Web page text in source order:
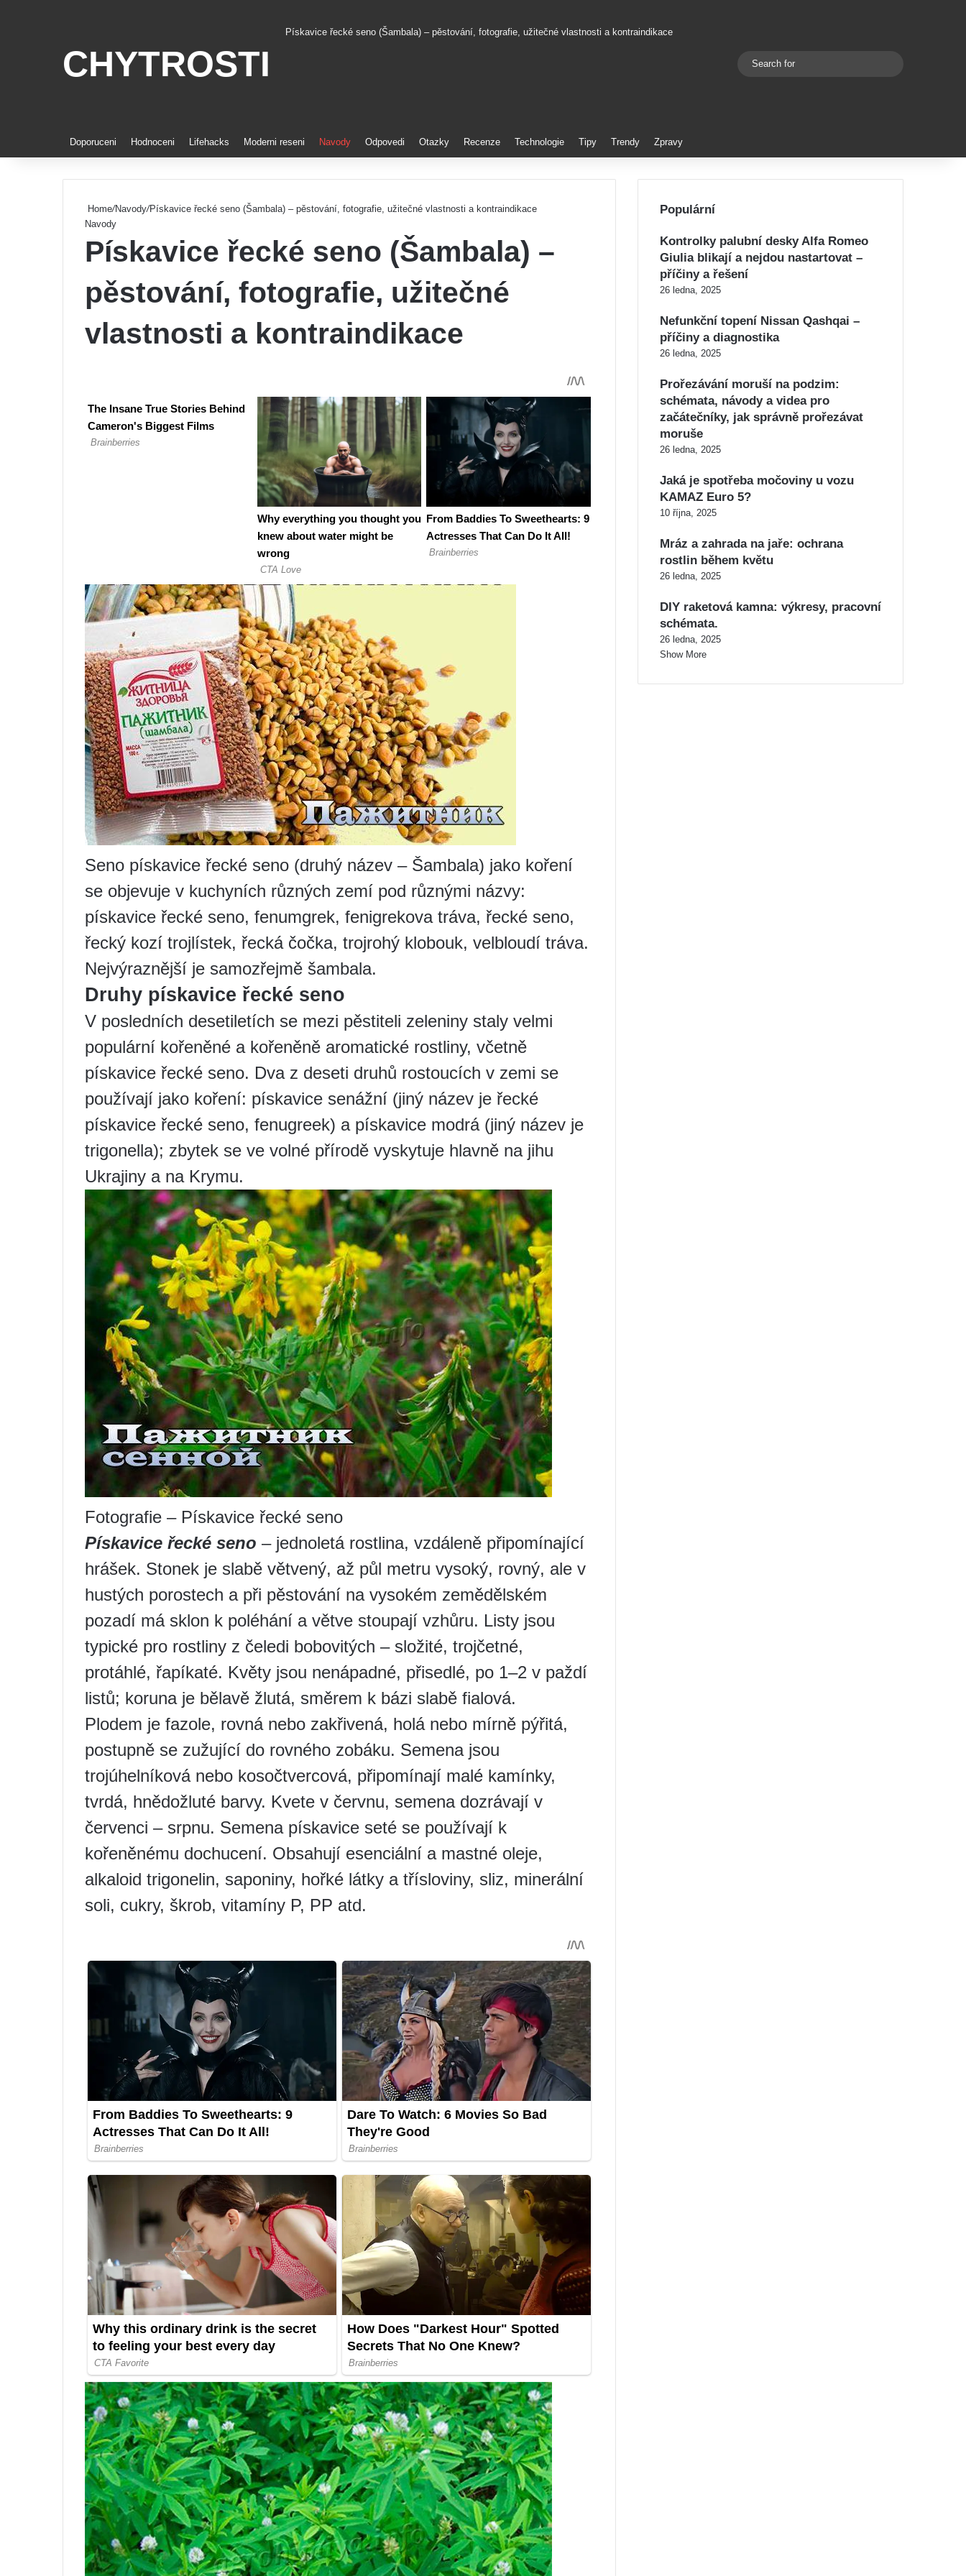
CHYTROSTI
Pískavice řecké seno (Šambala) – pěstování, fotografie, užitečné vlastnosti a kontraindikace
Switch skin
Doporuceni Hodnoceni Lifehacks Moderni reseni Navody Odpovedi Otazky Recenze Technologie Tipy Trendy Zpravy
Home/Navody/Pískavice řecké seno (Šambala) – pěstování, fotografie, užitečné vlastnosti a kontraindikace
Navody
Pískavice řecké seno (Šambala) –
pěstování, fotografie, užitečné
vlastnosti a kontraindikace
Seno pískavice řecké seno (druhý název – Šambala) jako koření
se objevuje v kuchyních různých zemí pod různými názvy:
pískavice řecké seno, fenumgrek, fenigrekova tráva, řecké seno,
řecký kozí trojlístek, řecká čočka, trojrohý klobouk, velbloudí tráva.
Nejvýraznější je samozřejmě šambala.
Druhy pískavice řecké seno
V posledních desetiletích se mezi pěstiteli zeleniny staly velmi
populární kořeněné a kořeněně aromatické rostliny, včetně
pískavice řecké seno. Dva z deseti druhů rostoucích v zemi se
používají jako koření: pískavice senážní (jiný název je řecké
pískavice řecké seno, fenugreek) a pískavice modrá (jiný název je
trigonella); zbytek se ve volné přírodě vyskytuje hlavně na jihu
Ukrajiny a na Krymu.
Fotografie – Pískavice řecké seno
Pískavice řecké seno – jednoletá rostlina, vzdáleně připomínající
hrášek. Stonek je slabě větvený, až půl metru vysoký, rovný, ale v
hustých porostech a při pěstování na vysokém zemědělském
pozadí má sklon k poléhání a větve stoupají vzhůru. Listy jsou
typické pro rostliny z čeledi bobovitých – složité, trojčetné,
protáhlé, řapíkaté. Květy jsou nenápadné, přisedlé, po 1–2 v paždí
listů; koruna je bělavě žlutá, směrem k bázi slabě fialová.
Plodem je fazole, rovná nebo zakřivená, holá nebo mírně pýřitá,
postupně se zužující do rovného zobáku. Semena jsou
trojúhelníková nebo kosočtvercová, připomínají malé kamínky,
tvrdá, hnědožluté barvy. Kvete v červnu, semena dozrávají v
červenci – srpnu. Semena pískavice seté se používají k
kořeněnému dochucení. Obsahují esenciální a mastné oleje,
alkaloid trigonelin, saponiny, hořké látky a třísloviny, sliz, minerální
soli, cukry, škrob, vitamíny P, PP atd.
Populární
Kontrolky palubní desky Alfa Romeo
Giulia blikají a nejdou nastartovat –
příčiny a řešení
26 ledna, 2025
Nefunkční topení Nissan Qashqai –
příčiny a diagnostika
26 ledna, 2025
Prořezávání moruší na podzim:
schémata, návody a videa pro
začátečníky, jak správně prořezávat
moruše
26 ledna, 2025
Jaká je spotřeba močoviny u vozu
KAMAZ Euro 5?
10 října, 2025
Mráz a zahrada na jaře: ochrana
rostlin během květu
26 ledna, 2025
DIY raketová kamna: výkresy, pracovní
schémata.
26 ledna, 2025
Show More